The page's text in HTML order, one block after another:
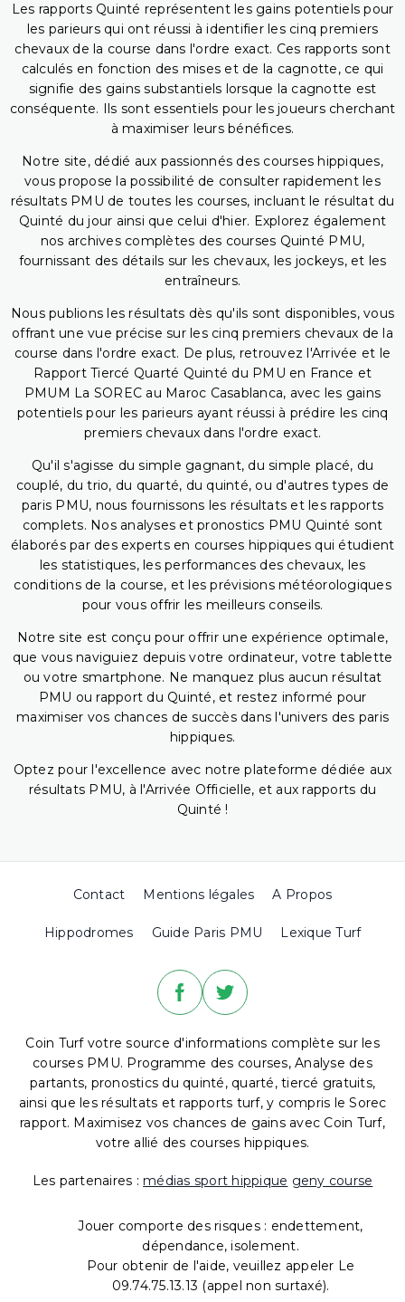
Les rapports Quinté représentent les gains potentiels pour
les parieurs qui ont réussi à identifier les cinq premiers
chevaux de la course dans l'ordre exact. Ces rapports sont
calculés en fonction des mises et de la cagnotte, ce qui
signifie des gains substantiels lorsque la cagnotte est
conséquente. Ils sont essentiels pour les joueurs cherchant
à maximiser leurs bénéfices.
Notre site, dédié aux passionnés des courses hippiques,
vous propose la possibilité de consulter rapidement les
résultats PMU de toutes les courses, incluant le résultat du
Quinté du jour ainsi que celui d'hier. Explorez également
nos archives complètes des courses Quinté PMU,
fournissant des détails sur les chevaux, les jockeys, et les
entraîneurs.
Nous publions les résultats dès qu'ils sont disponibles, vous
offrant une vue précise sur les cinq premiers chevaux de la
course dans l'ordre exact. De plus, retrouvez l'Arrivée et le
Rapport Tiercé Quarté Quinté du PMU en France et
PMUM La SOREC au Maroc Casablanca, avec les gains
potentiels pour les parieurs ayant réussi à prédire les cinq
premiers chevaux dans l'ordre exact.
Qu'il s'agisse du simple gagnant, du simple placé, du
couplé, du trio, du quarté, du quinté, ou d'autres types de
paris PMU, nous fournissons les résultats et les rapports
complets. Nos analyses et pronostics PMU Quinté sont
élaborés par des experts en courses hippiques qui étudient
les statistiques, les performances des chevaux, les
conditions de la course, et les prévisions météorologiques
pour vous offrir les meilleurs conseils.
Notre site est conçu pour offrir une expérience optimale,
que vous naviguiez depuis votre ordinateur, votre tablette
ou votre smartphone. Ne manquez plus aucun résultat
PMU ou rapport du Quinté, et restez informé pour
maximiser vos chances de succès dans l'univers des paris
hippiques.
Optez pour l'excellence avec notre plateforme dédiée aux
résultats PMU, à l'Arrivée Officielle, et aux rapports du
Quinté !
Contact Mentions légales A Propos
Hippodromes Guide Paris PMU Lexique Turf
Coin Turf votre source d'informations complète sur les
courses PMU. Programme des courses, Analyse des
partants, pronostics du quinté, quarté, tiercé gratuits,
ainsi que les résultats et rapports turf, y compris le Sorec
rapport. Maximisez vos chances de gains avec Coin Turf,
votre allié des courses hippiques.
Les partenaires : médias sport hippique geny course
Jouer comporte des risques : endettement,
dépendance, isolement.
Pour obtenir de l'aide, veuillez appeler Le
09.74.75.13.13 (appel non surtaxé).